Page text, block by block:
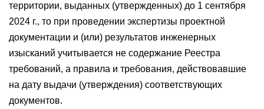
территории, выданных (утвержденных) до 1 сентября
2024 г., то при проведении экспертизы проектной
документации и (или) результатов инженерных
изысканий учитывается не содержание Реестра
требований, а правила и требования, действовавшие
на дату выдачи (утверждения) соответствующих
документов.